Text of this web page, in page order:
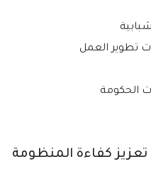
تطوير العمل
الحكومة
كفاءة المنظومة